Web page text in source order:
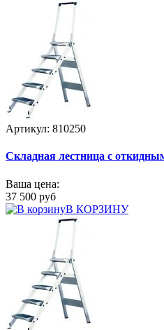
Артикул: 810250
Складная лестница с
Ваша цена:
37 500 руб
В КОРЗИНУ